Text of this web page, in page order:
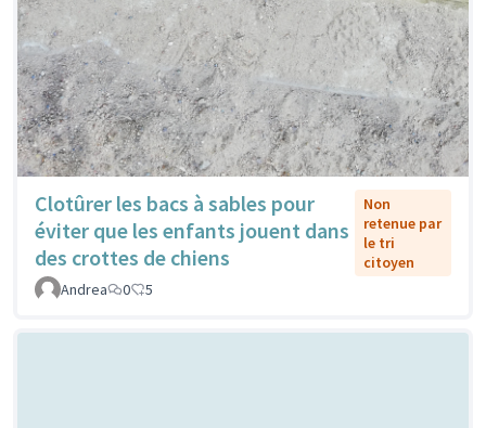
Clotûrer les bacs à sables pour
éviter que les enfants jouent dans
des crottes de chiens
Non
retenue par
le tri
citoyen
Andrea
0 5